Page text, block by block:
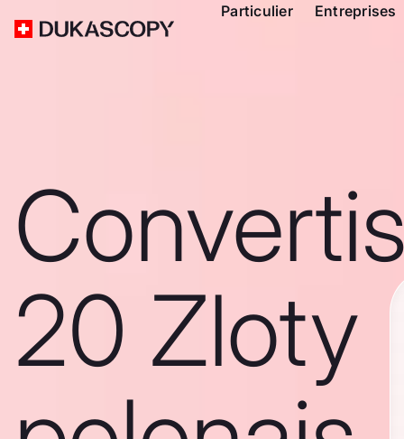
Particulier Entreprises
20 Zloty